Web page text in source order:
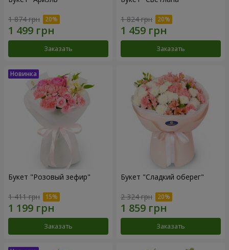
1 874 грн
Заказать
1 824 грн
Заказать
Букет "Розовый зефир"
1 411 грн
Заказать
Букет "Сладкий оберег"
2 324 грн
Заказать